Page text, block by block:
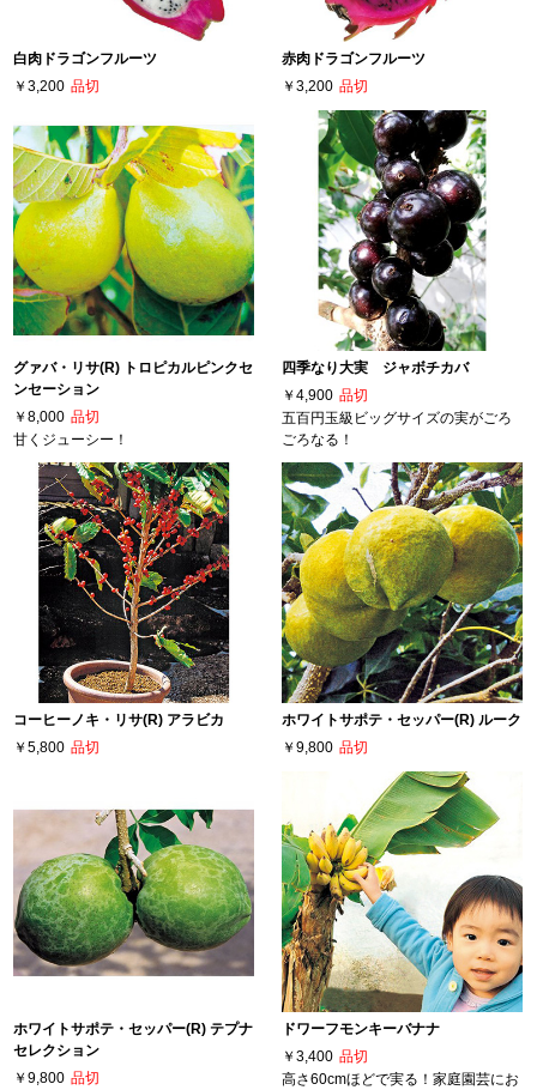
白肉ドラゴンフルーツ
￥3,200 品切
赤肉ドラゴンフルーツ
￥3,200 品切
グァバ・リサ(R) トロピカルピンクセ
ンセーション
￥8,000 品切
甘くジューシー！
四季なり大実 ジャボチカバ
￥4,900 品切
五百円玉級ビッグサイズの実がごろ
ごろなる！
コーヒーノキ・リサ(R) アラビカ
￥5,800 品切
ホワイトサポテ・セッパー(R) ルーク
￥9,800 品切
ホワイトサポテ・セッパー(R) テプナ
セレクション
￥9,800 品切
ドワーフモンキーバナナ
￥3,400 品切
高さ60cmほどで実る！家庭園芸にお